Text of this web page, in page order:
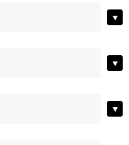
▼
▼
▼